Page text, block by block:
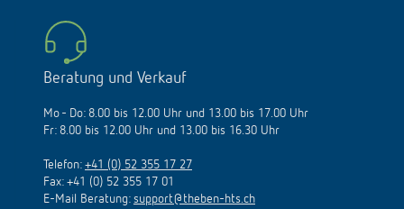
Beratung und Verkauf
Mo - Do: 8.00 bis 12.00 Uhr und 13.00 bis 17.00 Uhr
Fr: 8.00 bis 12.00 Uhr und 13.00 bis 16.30 Uhr
Telefon: +41 (0) 52 355 17 27
Fax: +41 (0) 52 355 17 01
E-Mail Beratung: support@theben-hts.ch